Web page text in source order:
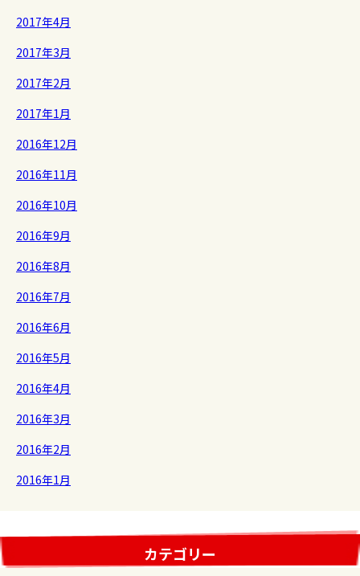
2017年4月
2017年3月
2017年2月
2017年1月
2016年12月
2016年11月
2016年10月
2016年9月
2016年8月
2016年7月
2016年6月
2016年5月
2016年4月
2016年3月
2016年2月
2016年1月
カテゴリー